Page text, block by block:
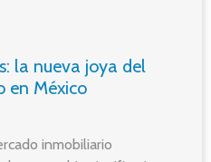
la nueva joya del
en México
inmobiliario